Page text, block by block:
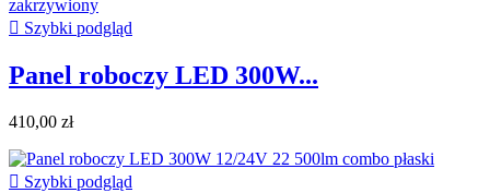
 Szybki podgląd
Panel roboczy LED 300W...
410,00 zł
 Szybki podgląd